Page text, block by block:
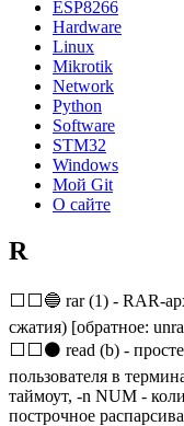
ESP8266
Hardware
Linux
Mikrotik
Network
Python
Software
STM32
Windows
Мой Git
О сайте
R
⬜⬜🔵 rar (1) - RAR-
сжатия) [обратное:
⬜⬜⚫ read (b) -
пользователя в
таймоут, -n NUM -
построчное